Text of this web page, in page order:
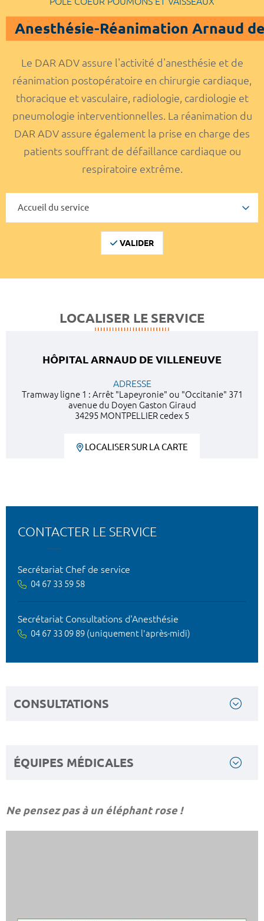
Anesthésie-Réanimation Arnaud
Le DAR ADV assure l'activité d'anesthésie et de
réanimation postopératoire en chirurgie cardiaque,
thoracique et vasculaire, radiologie, cardiologie et
pneumologie interventionnelles. La réanimation du
DAR ADV assure également la prise en charge des
patients souffrant de défaillance cardiaque ou
respiratoire extrême.
VALIDER
LOCALISER LE SERVICE
HÔPITAL ARNAUD DE VILLENEUVE
ADRESSE
Tramway ligne 1 : Arrêt "Lapeyronie" ou "Occitanie" 371
avenue du Doyen Gaston Giraud
34295 MONTPELLIER cedex 5
LOCALISER SUR LA CARTE
CONTACTER LE SERVICE
Secrétariat Chef de service
04 67 33 59 58
Secrétariat Consultations d'Anesthésie
04 67 33 09 89 (uniquement l'après-midi)
CONSULTATIONS
ÉQUIPES MÉDICALES
Ne pensez pas à un éléphant rose !